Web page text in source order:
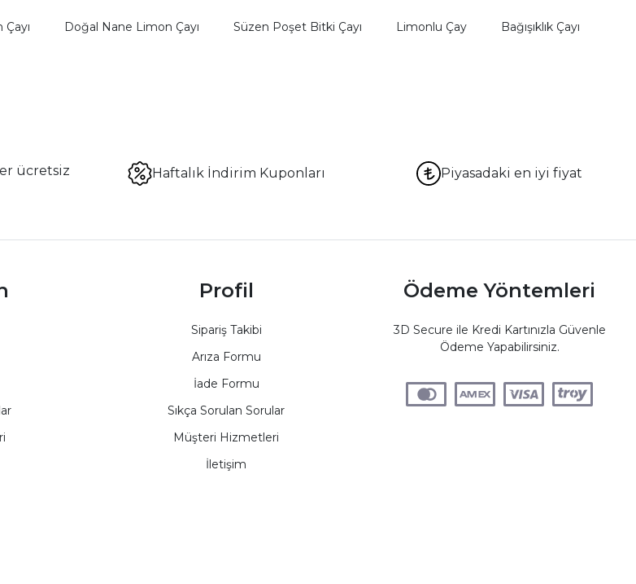
Doğal Nane Limon Çayı Süzen Poşet Bitki Çayı Limonlu Çay Bağışıklık Çayı
ücretsiz
Haftalık İndirim Kuponları Piyasadaki en iyi fiyat
Profil
Sipariş Takibi
Arıza Formu
İade Formu
Sıkça Sorulan Sorular
Müşteri Hizmetleri
İletişim
Ödeme Yöntemleri
3D Secure ile Kredi Kartınızla Güvenle
Ödeme Yapabilirsiniz.